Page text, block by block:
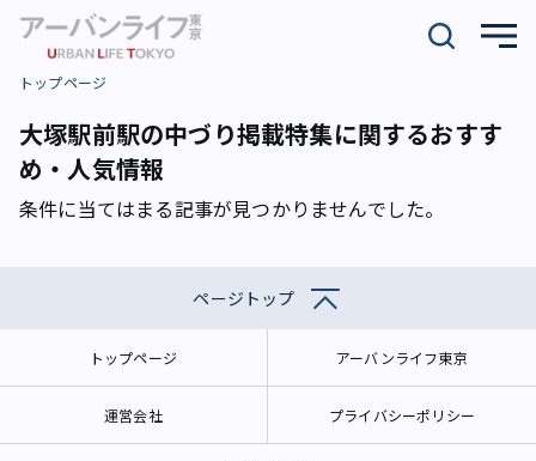
トップページ
大塚駅前駅の中づり掲載特集に関するおすす
め・人気情報
条件に当てはまる記事が見つかりませんでした。
ページトップ
トップページ アーバンライフ東京
運営会社 プライバシーポリシー